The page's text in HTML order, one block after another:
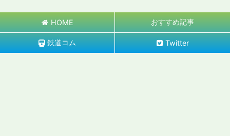
HOME おすすめ記事
鉄道コム Twitter